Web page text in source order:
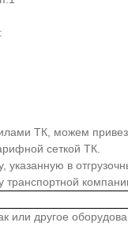
ТК, можем
сеткой ТК.
указанную в
транспортной
или другое